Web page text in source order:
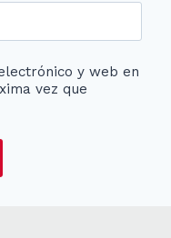
y web en
vez que